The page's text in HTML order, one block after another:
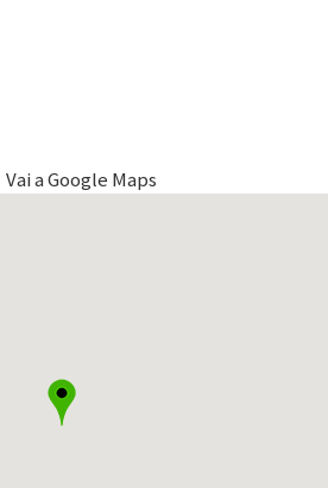
Vai a Google Maps